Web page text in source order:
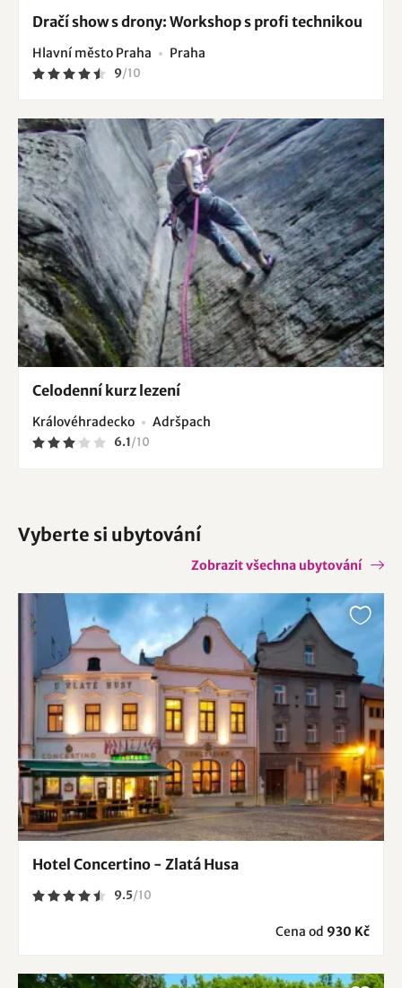
Dračí show s drony: Workshop s profi technikou
Hlavní město Praha Praha
9/10
Celodenní kurz lezení
Královéhradecko Adršpach
6.1/10
Vyberte si ubytování
Zobrazit všechna ubytování
Hotel Concertino - Zlatá Husa
9.5/10
Cena od 930 Kč